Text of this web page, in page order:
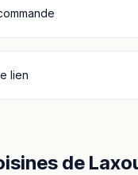
lien
de